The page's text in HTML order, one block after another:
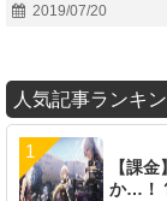
2019/07/20
人気記事ランキ
【課
か…！